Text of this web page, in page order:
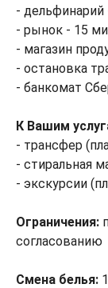
- дельфинарий
- рынок - 15
- магазин
- остановка
- банкомат
К Вашим
- трансфер
- стиральная
- экскурсии
Ограничения:
согласованию
Смена белья: